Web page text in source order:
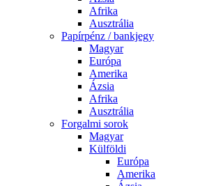
Afrika
Ausztrália
Papírpénz / bankjegy
Magyar
Európa
Amerika
Ázsia
Afrika
Ausztrália
Forgalmi sorok
Magyar
Külföldi
Európa
Amerika